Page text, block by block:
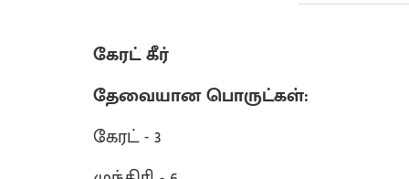
கேரட் கீர்
தேவையான பொருட்கள்:
கேரட் - 3